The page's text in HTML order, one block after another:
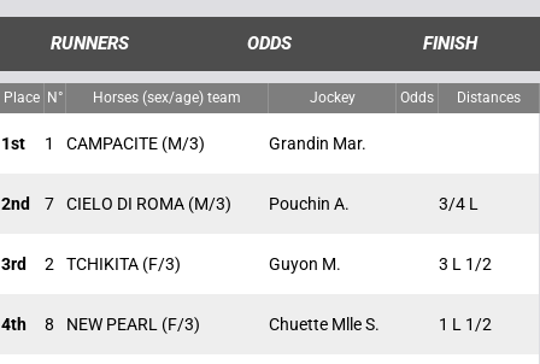
RUNNERS ODDS FINISH
Place N° Horses (sex/age) team Jockey Odds Distances
1st 1 CAMPACITE (M/3) Grandin Mar.
2nd 7 CIELO DI ROMA (M/3) Pouchin A. 3/4 L
3rd 2 TCHIKITA (F/3) Guyon M. 3 L 1/2
4th 8 NEW PEARL (F/3) Chuette Mlle S. 1 L 1/2